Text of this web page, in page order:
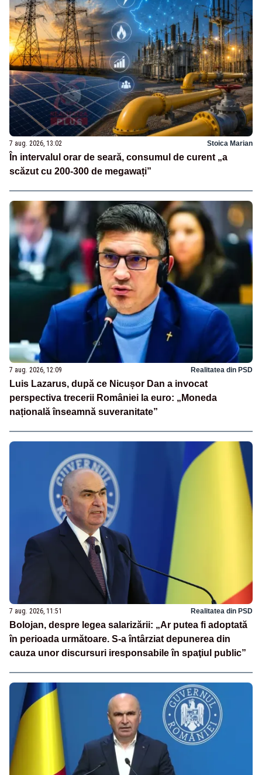
7 aug. 2026, 13:02 Stoica Marian
În intervalul orar de seară, consumul de curent „a
scăzut cu 200-300 de megawați”
7 aug. 2026, 12:09 Realitatea din PSD
Luis Lazarus, după ce Nicușor Dan a invocat
perspectiva trecerii României la euro: „Moneda
națională înseamnă suveranitate”
7 aug. 2026, 11:51 Realitatea din PSD
Bolojan, despre legea salarizării: „Ar putea fi adoptată
în perioada următoare. S-a întârziat depunerea din
cauza unor discursuri iresponsabile în spaţiul public”